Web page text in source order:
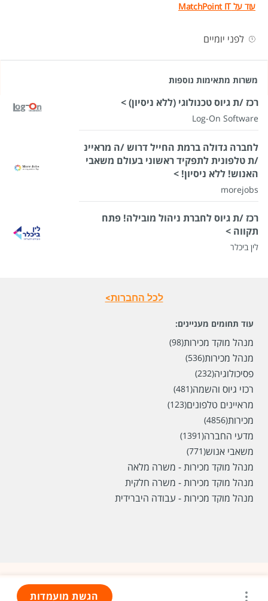
עוד על MatchPoint IT
לפני יומיים
משרות מתאימות נוספות
רכז /ת גיוס טכנולוגי (ללא ניסיון) >
Log-On Software
לחברה גדולה ברמת החייל דרוש /ה מראיינ
/ת טלפונית לתפקיד ראשוני בעולם משאבי
האנוש! ללא ניסיון! >
morejobs
רכז /ת גיוס לחברת ניהול מובילה! פתח
תקווה >
לין ביכלר
לכל החברות>
עוד תחומים מעניינים:
מנהל מוקד מכירות(98)
מנהל מכירות(536)
פסיכולוגיה(232)
רכזי גיוס והשמה(481)
מראיינים טלפונים(123)
מכירות(4856)
מדעי החברה(1391)
משאבי אנוש(771)
מנהל מוקד מכירות - משרה מלאה
מנהל מוקד מכירות - משרה חלקית
מנהל מוקד מכירות - עבודה היברידית
הגשת מועמדות